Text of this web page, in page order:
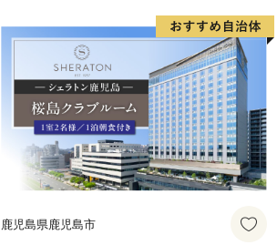
ぶし うな丼 鰻丼 う巻き ギフト 贈
答 贈り物 土用の丑の日 冷凍 老舗
お食事処 亀一 愛媛県 愛南町 10200
0円 高級 海鮮
鹿児島県鹿児島市